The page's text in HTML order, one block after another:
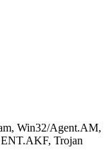
Win32/Agent.AM,
Trojan